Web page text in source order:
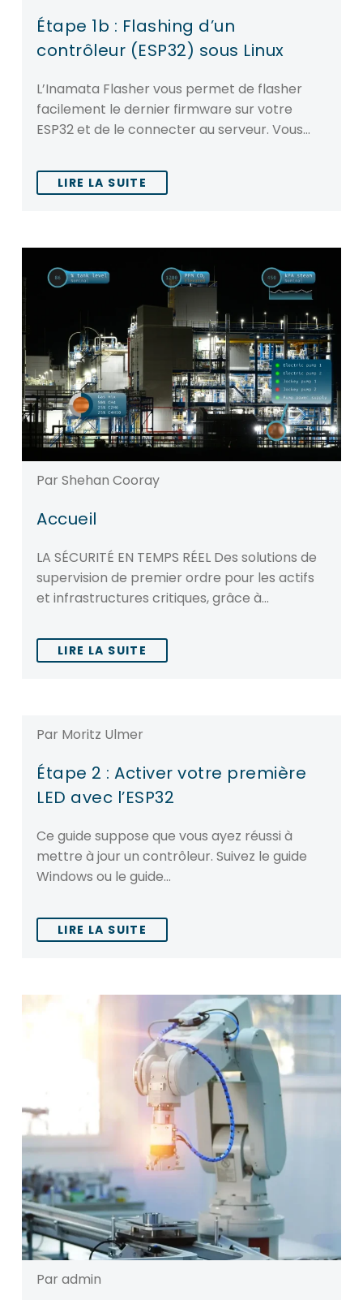
Étape 1b : Flashing d’un
contrôleur (ESP32) sous Linux
L’Inamata Flasher vous permet de flasher
facilement le dernier firmware sur votre
ESP32 et de le connecter au serveur. Vous…
LIRE LA SUITE
Par Shehan Cooray
Accueil
LA SÉCURITÉ EN TEMPS RÉEL Des solutions de
supervision de premier ordre pour les actifs
et infrastructures critiques, grâce à…
LIRE LA SUITE
Par Moritz Ulmer
Étape 2 : Activer votre première
LED avec l’ESP32
Ce guide suppose que vous ayez réussi à
mettre à jour un contrôleur. Suivez le guide
Windows ou le guide…
LIRE LA SUITE
Par admin